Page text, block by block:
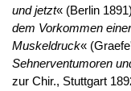
und jetzt« (Berlin
dem Vorkommen
Muskeldruck«
Sehnerventumoren
zur Chir., Stuttgart